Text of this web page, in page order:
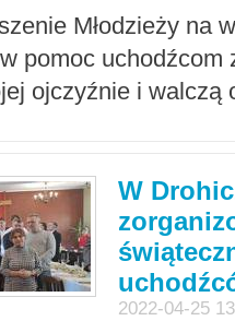
Młodzieży na
pomoc uchodźcom
ojczyźnie i walczą
W
2022-04-25